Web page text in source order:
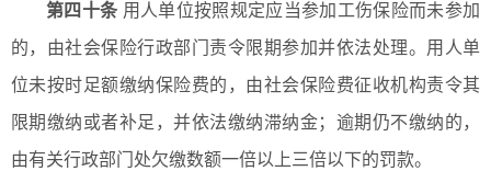
第四十条 用人单位按照规定应当参加工伤保险而未参加
的，由社会保险行政部门责令限期参加并依法处理。用人单
位未按时足额缴纳保险费的，由社会保险费征收机构责令其
限期缴纳或者补足，并依法缴纳滞纳金；逾期仍不缴纳的，
由有关行政部门处欠缴数额一倍以上三倍以下的罚款。